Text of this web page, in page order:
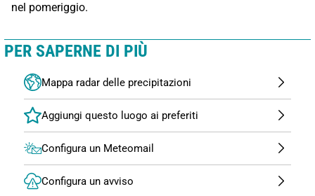
nel pomeriggio.
PER SAPERNE DI PIÙ
Mappa radar delle precipitazioni
Configura un Meteomail
Configura un avviso